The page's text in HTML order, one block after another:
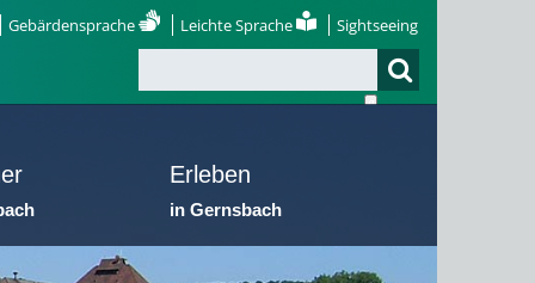
Gebärdensprache Leichte Sprache Sightseeing
Erleben
in Gernsbach